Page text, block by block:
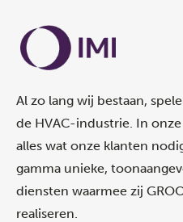
Al zo lang wij bestaan,
de HVAC-industrie. In
alles wat onze klanten
gamma unieke,
diensten waarmee zij
realiseren.